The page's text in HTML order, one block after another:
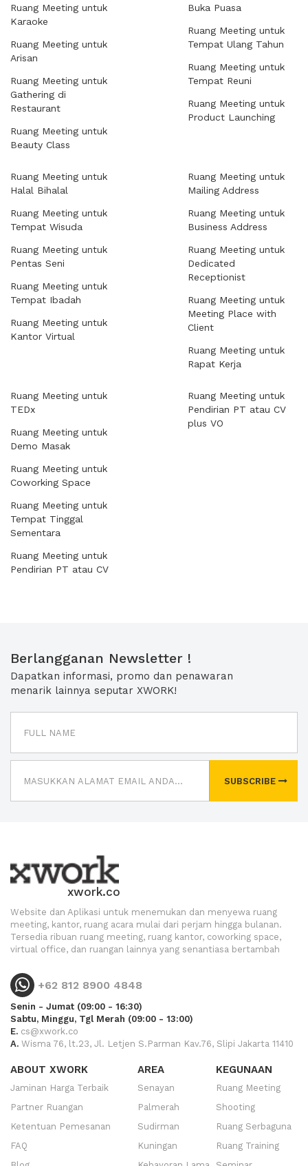
Ruang Meeting untuk
Karaoke
Ruang Meeting untuk
Arisan
Ruang Meeting untuk
Gathering di
Restaurant
Ruang Meeting untuk
Beauty Class
Buka Puasa
Ruang Meeting untuk
Tempat Ulang Tahun
Ruang Meeting untuk
Tempat Reuni
Ruang Meeting untuk
Product Launching
Ruang Meeting untuk
Halal Bihalal
Ruang Meeting untuk
Tempat Wisuda
Ruang Meeting untuk
Pentas Seni
Ruang Meeting untuk
Tempat Ibadah
Ruang Meeting untuk
Kantor Virtual
Ruang Meeting untuk
Mailing Address
Ruang Meeting untuk
Business Address
Ruang Meeting untuk
Dedicated
Receptionist
Ruang Meeting untuk
Meeting Place with
Client
Ruang Meeting untuk
Rapat Kerja
Ruang Meeting untuk
TEDx
Ruang Meeting untuk
Demo Masak
Ruang Meeting untuk
Coworking Space
Ruang Meeting untuk
Tempat Tinggal
Sementara
Ruang Meeting untuk
Pendirian PT atau CV
Ruang Meeting untuk
Pendirian PT atau CV
plus VO
Berlangganan Newsletter !
Dapatkan informasi, promo dan penawaran
menarik lainnya seputar XWORK!
SUBSCRIBE
xwork.co
Website dan Aplikasi untuk menemukan dan menyewa ruang
meeting, kantor, ruang acara mulai dari perjam hingga bulanan.
Tersedia ribuan ruang meeting, ruang kantor, coworking space,
virtual office, dan ruangan lainnya yang senantiasa bertambah
+62 812 8900 4848
Senin - Jumat (09:00 - 16:30)
Sabtu, Minggu, Tgl Merah (09:00 - 13:00)
E. cs@xwork.co
A. Wisma 76, lt.23, Jl. Letjen S.Parman Kav.76, Slipi Jakarta 11410
ABOUT XWORK
Jaminan Harga Terbaik
Partner Ruangan
Ketentuan Pemesanan
FAQ
AREA
Senayan
Palmerah
Sudirman
Kuningan
KEGUNAAN
Ruang Meeting
Shooting
Ruang Serbaguna
Ruang Training